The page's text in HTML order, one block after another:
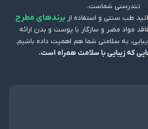
تندرستی شماست.
طب سنتی و استفاده از برندهای مطرح
مواد مضر و سازگار با پوست و بدن ارائه
به سلامتی شما هم اهمیت داده باشیم.
که زیبایی با سلامت همراه است.